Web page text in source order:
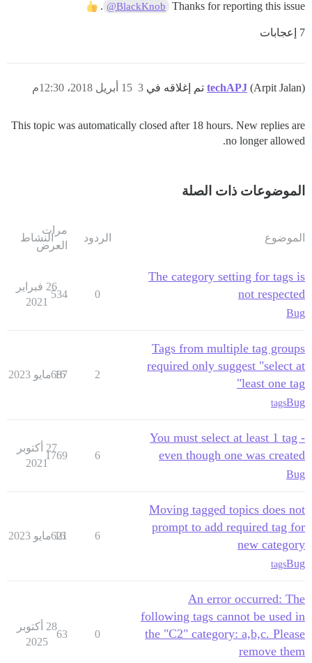
Thanks for reporting this issue
@BlackKnob
.
7 إعجابات
techAPJ (Arpit Jalan) تم إغلاقه في 15 أبريل 2018، 12:30م 3
This topic was automatically closed after 18 hours. New replies are
no longer allowed.
الموضوعات ذات الصلة
الموضوع الردود
مرات
العرض
النشاط
The category setting for tags is
not respected
Bug
0
534
26 فبراير
2021
Tags from multiple tag groups
required only suggest "select at
least one tag"
Bug
tags
2
687
16 مايو 2023
You must select at least 1 tag -
even though one was created
Bug
6
1769
27 أكتوبر
2021
Moving tagged topics does not
prompt to add required tag for
new category
Bug
tags
6
621
16 مايو 2023
An error occurred: The
following tags cannot be used in
the "C2" category: a,b,c. Please
remove them
0
63
28 أكتوبر
2025